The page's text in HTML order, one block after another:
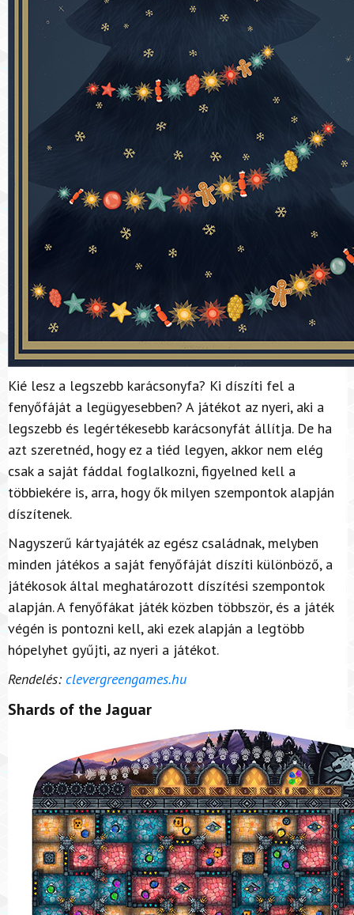
Kié lesz a legszebb karácsonyfa? Ki díszíti fel a
fenyőfáját a legügyesebben? A játékot az nyeri, aki a
legszebb és legértékesebb karácsonyfát állítja. De ha
azt szeretnéd, hogy ez a tiéd legyen, akkor nem elég
csak a saját fáddal foglalkozni, figyelned kell a
többiekére is, arra, hogy ők milyen szempontok alapján
díszítenek.
Nagyszerű kártyajáték az egész családnak, melyben
minden játékos a saját fenyőfáját díszíti különböző, a
játékosok által meghatározott díszítési szempontok
alapján. A fenyőfákat játék közben többször, és a játék
végén is pontozni kell, aki ezek alapján a legtöbb
hópelyhet gyűjti, az nyeri a játékot.
Rendelés: clevergreengames.hu
Shards of the Jaguar